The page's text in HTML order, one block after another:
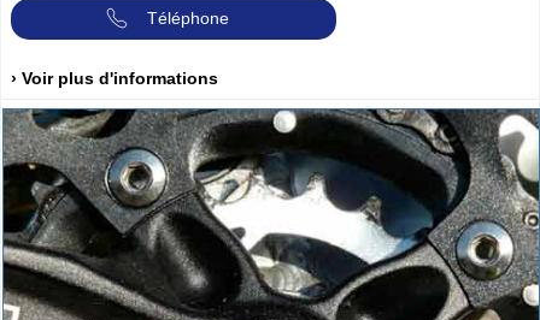
Téléphone
› Voir plus d'informations